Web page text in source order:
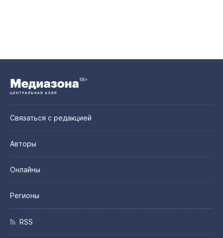
Связаться с редакцией
Авторы
Онлайны
Регионы
RSS